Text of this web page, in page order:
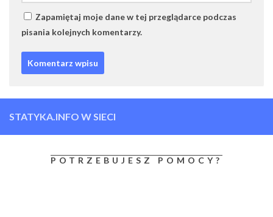
Zapamiętaj moje dane w tej przeglądarce podczas
pisania kolejnych komentarzy.
STATYKA.INFO W SIECI
POTRZEBUJESZ POMOCY?